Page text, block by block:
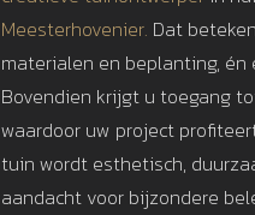
Meesterhovenier. Dat
materialen en beplanting,
Bovendien krijgt u toegang
waardoor uw project
tuin wordt esthetisch,
aandacht voor bijzondere